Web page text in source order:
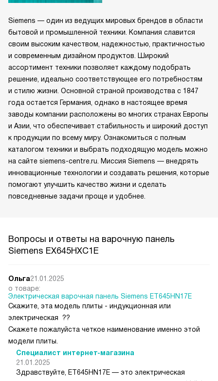
Siemens — один из ведущих мировых брендов в области
бытовой и промышленной техники. Компания славится
своим высоким качеством, надежностью, практичностью
и современным дизайном продуктов. Широкий
ассортимент техники позволяет каждому подобрать
решение, идеально соответствующее его потребностям
и стилю жизни. Основной страной производства с 1847
года остается Германия, однако в настоящее время
заводы компании расположены во многих странах Европы
и Азии, что обеспечивает стабильность и широкий доступ
к продукции по всему миру. Ознакомиться с полным
каталогом техники и выбрать подходящую модель можно
на сайте siemens-centre.ru. Миссия Siemens — внедрять
инновационные технологии и создавать решения, которые
помогают улучшить качество жизни и сделать
повседневные задачи проще и удобнее.
Вопросы и ответы на варочную панель
Siemens EX645HXC1E
Ольга21.01.2025
о товаре:
Электрическая варочная панель Siemens ET645HN17E
Скажите, эта модель плиты - индукционная или
электрическая ??
Скажете пожалуйста четкое наименование именно этой
модели плиты.
Специалист интернет-магазина
21.01.2025
Здравствуйте, ET645HN17E — это электрическая